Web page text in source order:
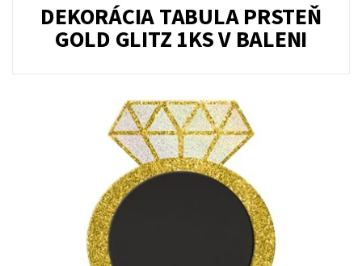
DEKORÁCIA TABULA PRSTEŇ
GOLD GLITZ 1KS V BALENI